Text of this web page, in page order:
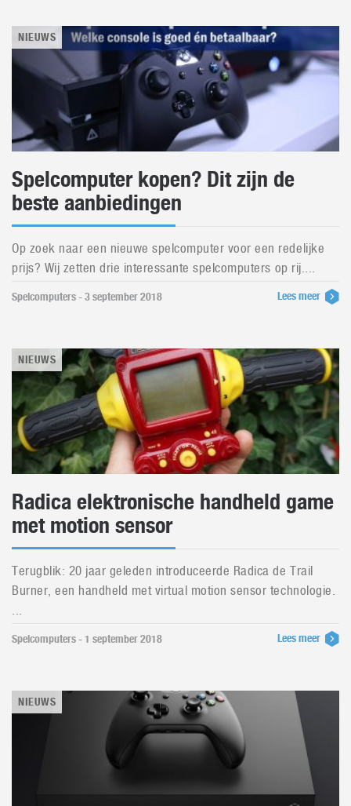
NIEUWS
Spelcomputer kopen? Dit zijn de
beste aanbiedingen
Op zoek naar een nieuwe spelcomputer voor een redelijke
prijs? Wij zetten drie interessante spelcomputers op rij....
Spelcomputers - 3 september 2018 Lees meer
NIEUWS
Radica elektronische handheld game
met motion sensor
Terugblik: 20 jaar geleden introduceerde Radica de Trail
Burner, een handheld met virtual motion sensor technologie.
...
Spelcomputers - 1 september 2018 Lees meer
NIEUWS